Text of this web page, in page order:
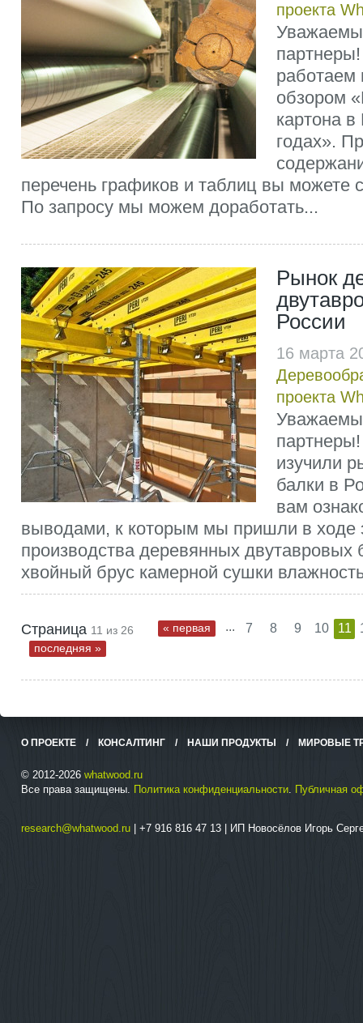
проекта
работаем
обзором
картона
годах».
перечень графиков и таблиц вы можете
По запросу мы можем доработать...
Рынок
России
16 марта
проекта
изучили
балки в
вам
выводами, к которым мы пришли в ходе
производства деревянных двутавровых
хвойный брус камерной сушки
Страница 11 из 26 « первая ... 7 8 9 10 11
последняя »
О ПРОЕКТЕ / КОНСАЛТИНГ / НАШИ ПРОДУКТЫ / МИРОВЫЕ
© 2012-2026 whatwood.ru
Все права защищены. Политика конфиденциальности. Публичная
research@whatwood.ru | +7 916 816 47 13 | ИП Новосёлов Игорь